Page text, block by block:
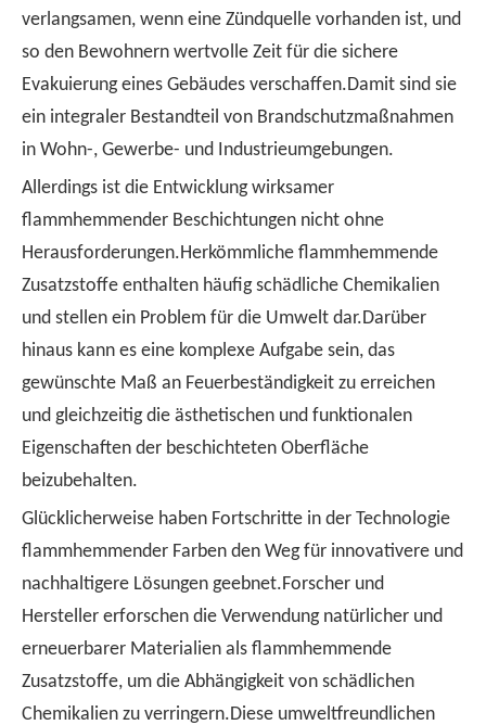
verlangsamen, wenn eine Zündquelle vorhanden ist, und
so den Bewohnern wertvolle Zeit für die sichere
Evakuierung eines Gebäudes verschaffen.Damit sind sie
ein integraler Bestandteil von Brandschutzmaßnahmen
in Wohn-, Gewerbe- und Industrieumgebungen.
Allerdings ist die Entwicklung wirksamer
flammhemmender Beschichtungen nicht ohne
Herausforderungen.Herkömmliche flammhemmende
Zusatzstoffe enthalten häufig schädliche Chemikalien
und stellen ein Problem für die Umwelt dar.Darüber
hinaus kann es eine komplexe Aufgabe sein, das
gewünschte Maß an Feuerbeständigkeit zu erreichen
und gleichzeitig die ästhetischen und funktionalen
Eigenschaften der beschichteten Oberfläche
beizubehalten.
Glücklicherweise haben Fortschritte in der Technologie
flammhemmender Farben den Weg für innovativere und
nachhaltigere Lösungen geebnet.Forscher und
Hersteller erforschen die Verwendung natürlicher und
erneuerbarer Materialien als flammhemmende
Zusatzstoffe, um die Abhängigkeit von schädlichen
Chemikalien zu verringern.Diese umweltfreundlichen